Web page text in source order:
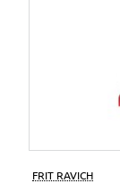
FRIT RAVICH